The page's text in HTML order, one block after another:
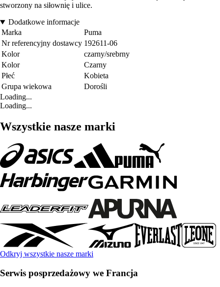
stworzony na siłownię i ulice.
Dodatkowe informacje
Marka
Puma
Nr referencyjny dostawcy 192611-06
Kolor
czarny/srebrny
Kolor
Czarny
Płeć
Kobieta
Grupa wiekowa
Dorośli
Loading...
Loading...
Wszystkie nasze marki
Odkryj wszystkie nasze marki
Serwis posprzedażowy we Francja